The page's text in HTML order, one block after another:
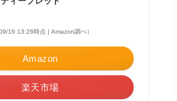
16 13:26時点 | Amazon調べ）
Amazon
楽天市場